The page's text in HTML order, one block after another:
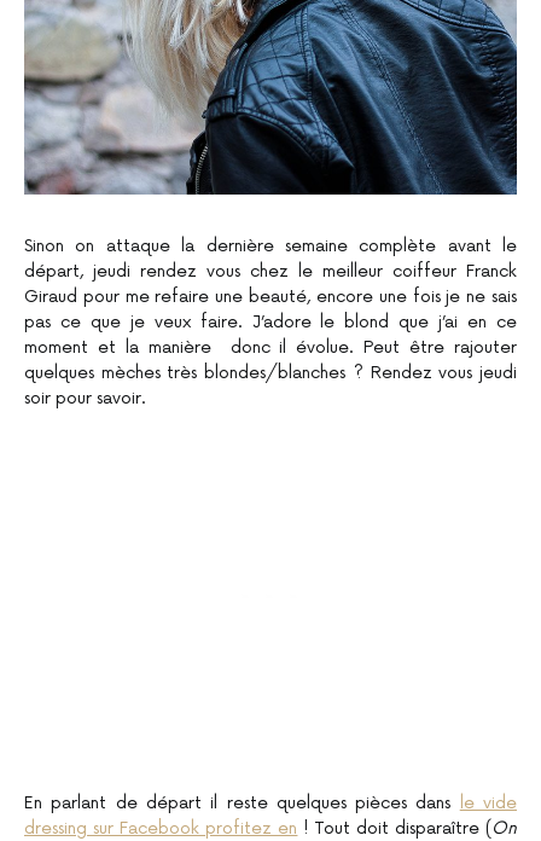
Sinon on attaque la dernière semaine complète avant le
départ, jeudi rendez vous chez le meilleur coiffeur Franck
Giraud pour me refaire une beauté, encore une fois je ne sais
pas ce que je veux faire. J’adore le blond que j’ai en ce
moment et la manière donc il évolue. Peut être rajouter
quelques mèches très blondes/blanches ? Rendez vous jeudi
soir pour savoir.
En parlant de départ il reste quelques pièces dans
le vide
dressing sur Facebook profitez en ! Tout doit disparaître ( On